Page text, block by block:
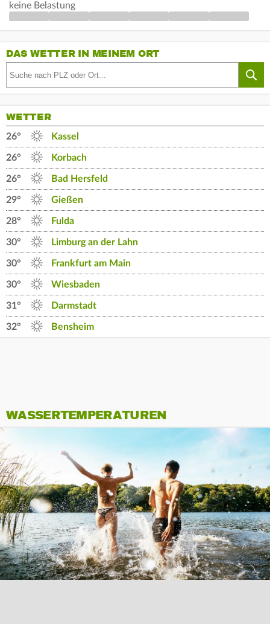
keine Belastung
DAS WETTER IN MEINEM ORT
WETTER
26° Kassel
26° Korbach
26° Bad Hersfeld
29° Gießen
28° Fulda
30° Limburg an der Lahn
30° Frankfurt am Main
30° Wiesbaden
31° Darmstadt
32° Bensheim
WASSERTEMPERATUREN